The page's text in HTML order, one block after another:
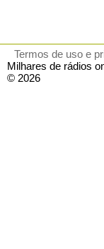
Termos de uso e
Milhares de rádios
© 2026